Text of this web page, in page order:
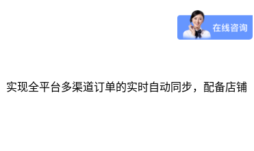
现全平台多渠道订单的实时自动同步，配备店铺